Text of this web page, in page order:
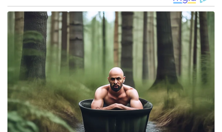
ബംഗ്ലാദേശിന് രാഷട്രപതി ദ്രൗപതി മുർമുവും
ആശംസകൾ നേർന്നു. ‘സർക്കാരിന്റെയും ഇന്ത്യയിലെ
ജനങ്ങളുടെയും എന്റെയും പേരിൽ, നിങ്ങളുടെ
ദേശീയ ദിനത്തിൽ ബംഗ്ലാദേശിനെ ഊഷ്മളമായ
ആശംസകളും അഭിനന്ദനങ്ങളും അറിയിക്കുന്നു,’
മുർമു കുറിച്ചു.
ഏപ്രിൽ 3-4 തീയതികളിലായി ബാങ്കോക്കിൽ
നടക്കുന്ന ബിംസ്റ്റെക് ഉച്ചകോടിയിൽ മോദിയും